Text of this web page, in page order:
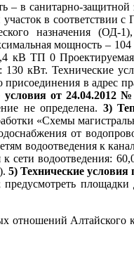
– в санитарно-
в соответствии с
назначения (ОД-
мощность –
ТП 0 Проектируемая
130 кВт. Технические
в адрес
условия от 24.04.2012
не определена. 3)
«Схемы
от
водоотведения к
сети водоотведения:
5) Технические условия
отношений